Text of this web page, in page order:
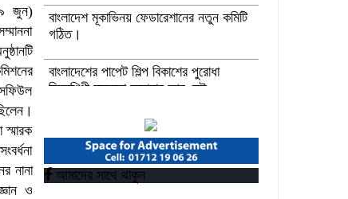
জুন)
স্মারক
নানা
ও
বাংলাদেশ মূকাভিনয় ফেডারেশানের নতুন কমিটি
গঠিত।
বাংলাদেশের পাপেট শিল্প বিকাশের পুরোধা
চিত্রশিল্পী মুস্তফা মনোয়ার আর নেই
উপকূলীয় সমুদ্র রক্ষায় আগামী প্রজন্মকে
সুসংগঠিত করার লক্ষ্যে ডিজিটাল ‘ইউথ ফর
ওশান’ প্ল্যাটফর্ম’-এর সুচনা
আমাদের সাথে থাকুন